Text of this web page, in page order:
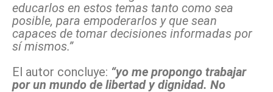
educarlos en estos temas tanto como sea
posible, para empoderarlos y que sean
capaces de tomar decisiones informadas por
sí mismos.”
El autor concluye: “yo me propongo trabajar
por un mundo de libertad y dignidad. No